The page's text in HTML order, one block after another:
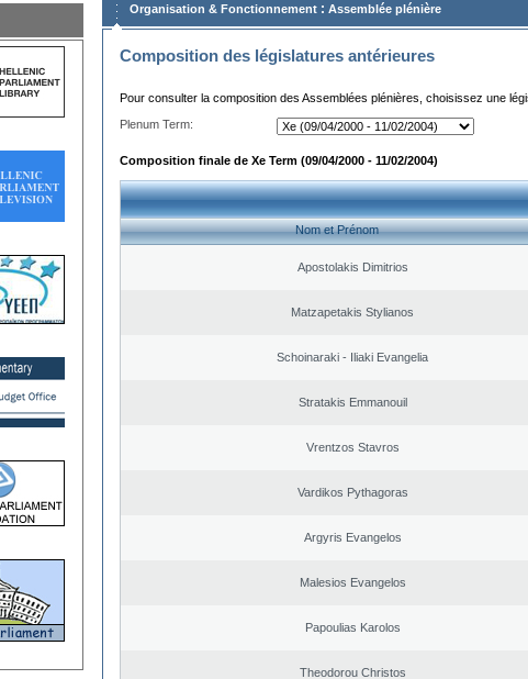
Organisation & Fonctionnement : Assemblée plénière
Composition des législatures antérieures
Pour consulter la composition des Assemblées plénières, choisissez une
Plenum Term:
Composition finale de Xe Term (09/04/2000 - 11/02/2004)
Nom et Prénom
Apostolakis Dimitrios
Matzapetakis Stylianos
Schoinaraki - Iliaki Evangelia
Stratakis Emmanouil
Vrentzos Stavros
Vardikos Pythagoras
Argyris Evangelos
Malesios Evangelos
Papoulias Karolos
Theodorou Christos